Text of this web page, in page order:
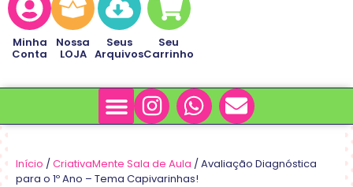
Minha
Conta
Nossa
LOJA
Seus
Arquivos
Seu
Carrinho
Início /CriativaMente Sala de Aula / Avaliação Diagnóstica
para o 1º Ano – Tema Capivarinhas!